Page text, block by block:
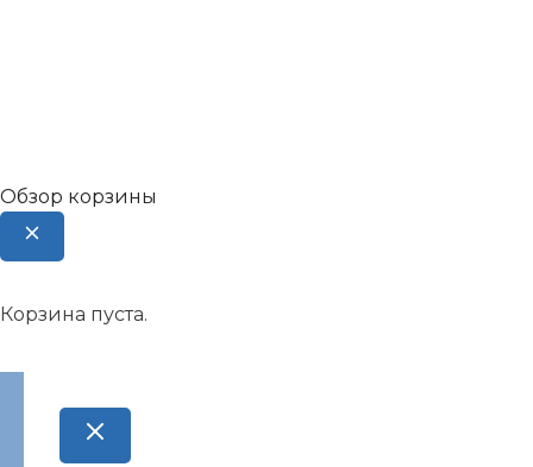
Обзор корзины
Корзина пуста.